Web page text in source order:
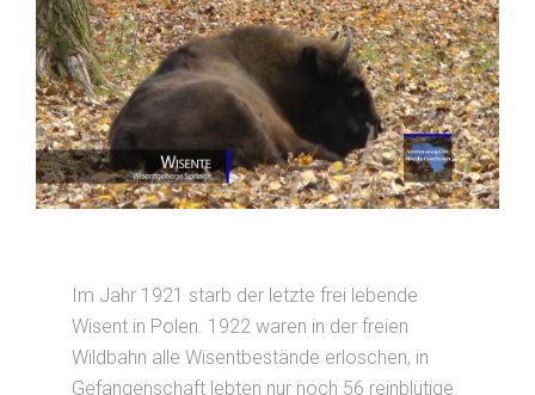
Im Jahr 1921 starb der letzte frei lebende
Wisent in Polen. 1922 waren in der freien
Wildbahn alle Wisentbestände erloschen, in
Gefangenschaft lebten nur noch 56 reinblütige